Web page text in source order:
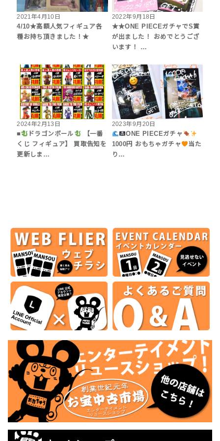
2021年4月10日
4/10★高額人気フィギュア各
種お持ち頂きました！★
2022年9月18日
★★ONE PIECEガチャでS賞
が出ました！ おめでとうござ
います！ …
2024年2月13日
■
ドラゴンボール
【一番
くじ フィギュア】 買取告知を
更新しま…
2023年9月20日
ONE PIECEガチャ
1000円 おもちゃガチャ
当た
り…